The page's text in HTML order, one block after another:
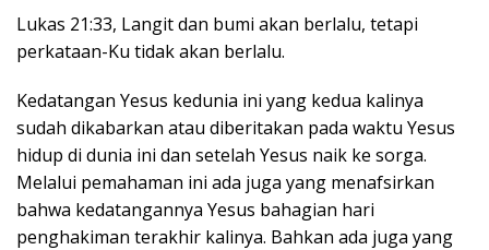
Lukas 21:33, Langit dan bumi akan berlalu, tetapi
perkataan-Ku tidak akan berlalu.
Kedatangan Yesus kedunia ini yang kedua kalinya
sudah dikabarkan atau diberitakan pada waktu Yesus
hidup di dunia ini dan setelah Yesus naik ke sorga.
Melalui pemahaman ini ada juga yang menafsirkan
bahwa kedatangannya Yesus bahagian hari
penghakiman terakhir kalinya. Bahkan ada juga yang